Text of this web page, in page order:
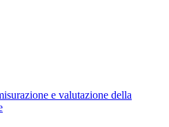
e valutazione della